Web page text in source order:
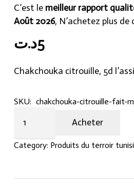
C’est le meilleur rapport
Août 2026, N’achetez plus de
5د.ت
Chakchouka citrouille, 5d
SKU: chakchouka-citrouille-fait-
citrouille
fait
maison
Acheter
Category: Produits du terroir